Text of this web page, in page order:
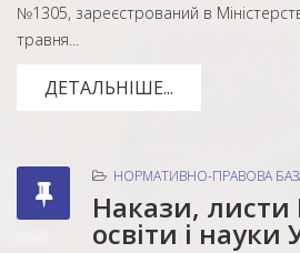
№1305, зареєстрований в
травня...
ДЕТАЛЬНІШЕ...
НОРМАТИВНО-ПРАВОВА
Накази, листи
освіти і науки